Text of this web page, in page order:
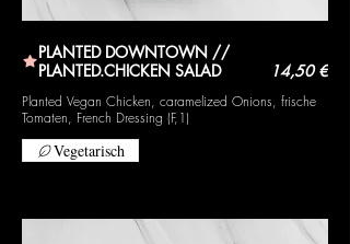
PLANTED DOWNTOWN //
PLANTED.CHICKEN SALAD
Planted Vegan Chicken, caramelized Onions, frische
Tomaten, French Dressing (F,1)
14,50 €
Vegetarisch